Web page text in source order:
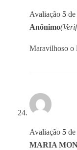
Avaliação 5
Anônimo
Maravilhoso o
Avaliação 5
MARIA